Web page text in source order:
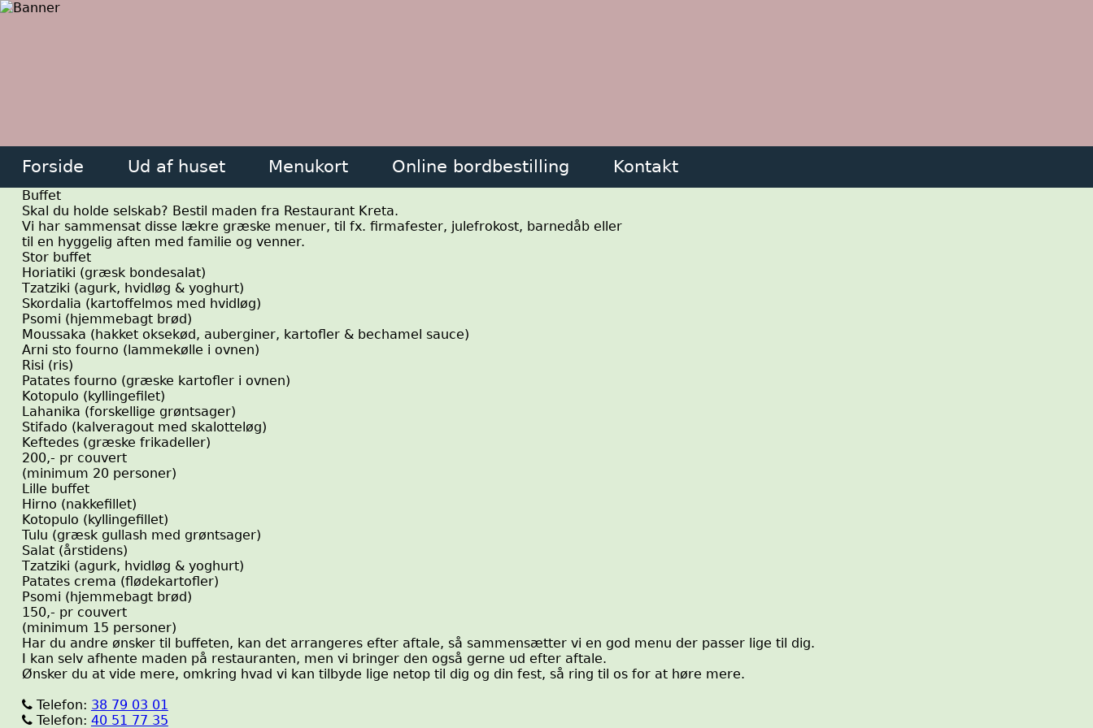
Forside Ud af huset Menukort Online bordbestilling Kontakt
Buffet
Skal du holde selskab? Bestil maden fra Restaurant Kreta.
Vi har sammensat disse lækre græske menuer, til fx. firmafester, julefrokost, barnedåb eller
til en hyggelig aften med familie og venner.
Stor buffet
Horiatiki (græsk bondesalat)
Tzatziki (agurk, hvidløg & yoghurt)
Skordalia (kartoffelmos med hvidløg)
Psomi (hjemmebagt brød)
Moussaka (hakket oksekød, auberginer, kartofler & bechamel sauce)
Arni sto fourno (lammekølle i ovnen)
Risi (ris)
Patates fourno (græske kartofler i ovnen)
Kotopulo (kyllingefilet)
Lahanika (forskellige grøntsager)
Stifado (kalveragout med skalotteløg)
Keftedes (græske frikadeller)
200,- pr couvert
(minimum 20 personer)
Lille buffet
Hirno (nakkefillet)
Kotopulo (kyllingefillet)
Tulu (græsk gullash med grøntsager)
Salat (årstidens)
Tzatziki (agurk, hvidløg & yoghurt)
Patates crema (flødekartofler)
Psomi (hjemmebagt brød)
150,- pr couvert
(minimum 15 personer)
Har du andre ønsker til buffeten, kan det arrangeres efter aftale, så sammensætter vi en god menu der passer lige til dig.
I kan selv afhente maden på restauranten, men vi bringer den også gerne ud efter aftale.
Ønsker du at vide mere, omkring hvad vi kan tilbyde lige netop til dig og din fest, så ring til os for at høre mere.
Telefon: 38 79 03 01
Telefon: 40 51 77 35